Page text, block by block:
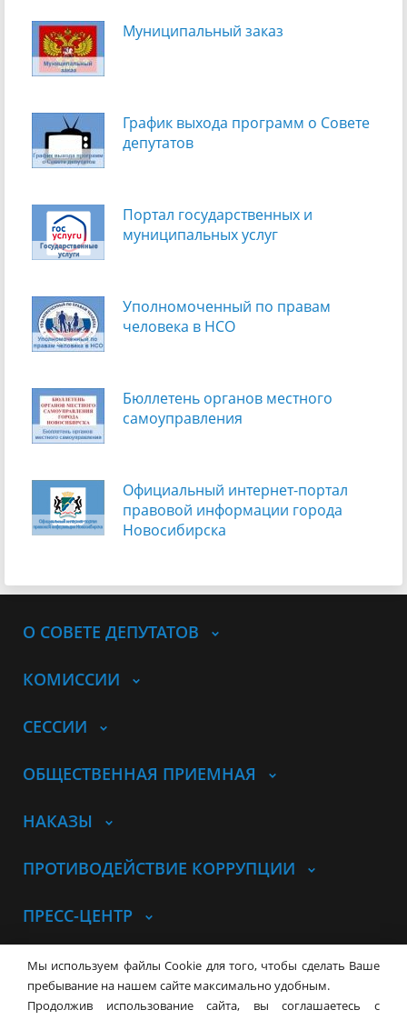
Муниципальный заказ
График выхода программ о Cовете
депутатов
Портал государственных и
муниципальных услуг
Уполномоченный по правам
человека в НСО
Бюллетень органов местного
самоуправления
Официальный интернет-портал
правовой информации города
Новосибирска
О СОВЕТЕ ДЕПУТАТОВ
КОМИССИИ
СЕССИИ
ОБЩЕСТВЕННАЯ ПРИЕМНАЯ
НАКАЗЫ
ПРОТИВОДЕЙСТВИЕ КОРРУПЦИИ
ПРЕСС-ЦЕНТР
© Совет депутатов города
НовосибирскаКонтакты Карта сайта
630099, г. Новосибирск, Красный
Мы используем файлы Cookie для того, чтобы сделать Ваше
пребывание на нашем сайте максимально удобным.
Продолжив использование сайта, вы соглашаетесь с